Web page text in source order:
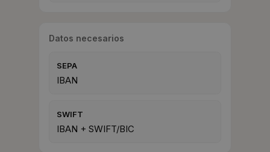
Datos necesarios
SEPA
IBAN
SWIFT
IBAN + SWIFT/BIC